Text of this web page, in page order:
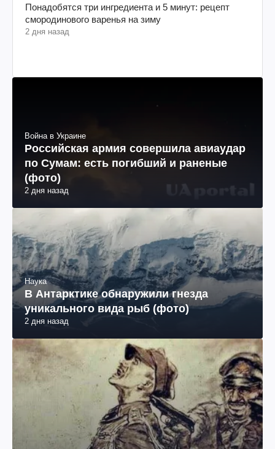
Понадобятся три ингредиента и 5 минут: рецепт
смородинового варенья на зиму
2 дня назад
Война в Украине
Российская армия совершила авиаудар
по Сумам: есть погибший и раненые
(фото)
2 дня назад
Наука
В Антарктике обнаружили гнезда
уникального вида рыб (фото)
2 дня назад